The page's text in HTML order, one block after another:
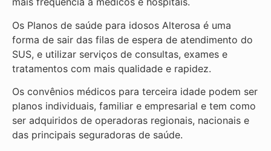
Os Planos de saúde para idosos Alterosa é uma
forma de sair das filas de espera de atendimento do
SUS, e utilizar serviços de consultas, exames e
tratamentos com mais qualidade e rapidez.
Os convênios médicos para terceira idade podem ser
planos individuais, familiar e empresarial e tem como
ser adquiridos de operadoras regionais, nacionais e
das principais seguradoras de saúde.